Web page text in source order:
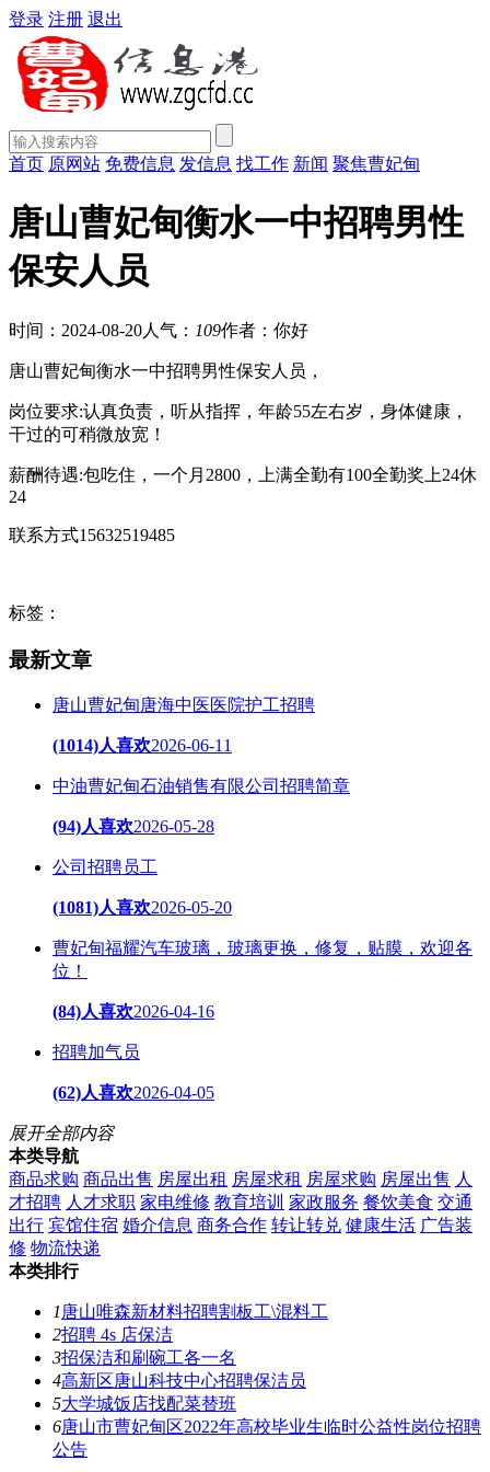
登录 注册 退出
首页 原网站 免费信息 发信息 找工作 新闻 聚焦曹妃甸
唐山曹妃甸衡水一中招聘男性
保安人员
时间：2024-08-20人气： 109作者：你好
唐山曹妃甸衡水一中招聘男性保安人员，
岗位要求:认真负责，听从指挥，年龄55左右岁，身体健康，
干过的可稍微放宽！
薪酬待遇:包吃住，一个月2800，上满全勤有100全勤奖上24休
24
联系方式15632519485
标签：
最新文章
唐山曹妃甸唐海中医医院护工招聘
(1014)人喜欢2026-06-11
中油曹妃甸石油销售有限公司招聘简章
(94)人喜欢2026-05-28
公司招聘员工
(1081)人喜欢2026-05-20
曹妃甸福耀汽车玻璃，玻璃更换，修复，贴膜，欢迎各
位！
(84)人喜欢2026-04-16
招聘加气员
(62)人喜欢2026-04-05
展开全部内容
本类导航
商品求购 商品出售 房屋出租 房屋求租 房屋求购 房屋出售 人
才招聘 人才求职 家电维修 教育培训 家政服务 餐饮美食 交通
出行 宾馆住宿 婚介信息 商务合作 转让转兑 健康生活 广告装
修 物流快递
本类排行
1 唐山唯森新材料招聘割板工\混料工
2招聘 4s 店保洁
3招保洁和刷碗工各一名
4高新区唐山科技中心招聘保洁员
5大学城饭店找配菜替班
6唐山市曹妃甸区2022年高校毕业生临时公益性岗位招聘
公告